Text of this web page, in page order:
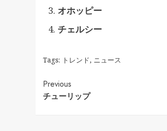
オホッピー
チェルシー
Tags: トレンド, ニュース
Continue
Reading
Previous
チューリップ